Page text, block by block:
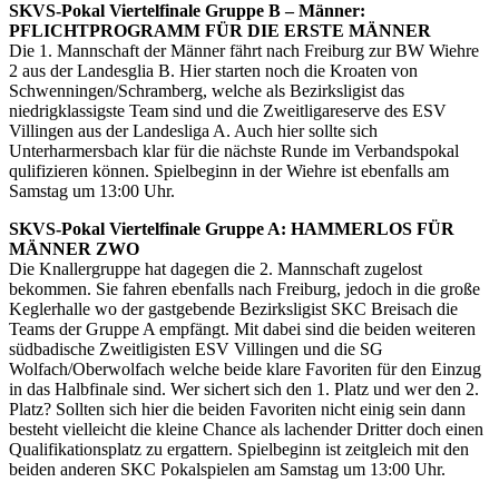
SKVS-Pokal Viertelfinale Gruppe B – Männer:
PFLICHTPROGRAMM FÜR DIE ERSTE MÄNNER
Die 1. Mannschaft der Männer fährt nach Freiburg zur BW Wiehre
2 aus der Landesglia B. Hier starten noch die Kroaten von
Schwenningen/Schramberg, welche als Bezirksligist das
niedrigklassigste Team sind und die Zweitligareserve des ESV
Villingen aus der Landesliga A. Auch hier sollte sich
Unterharmersbach klar für die nächste Runde im Verbandspokal
qulifizieren können. Spielbeginn in der Wiehre ist ebenfalls am
Samstag um 13:00 Uhr.
SKVS-Pokal Viertelfinale Gruppe A: HAMMERLOS FÜR
MÄNNER ZWO
Die Knallergruppe hat dagegen die 2. Mannschaft zugelost
bekommen. Sie fahren ebenfalls nach Freiburg, jedoch in die große
Keglerhalle wo der gastgebende Bezirksligist SKC Breisach die
Teams der Gruppe A empfängt. Mit dabei sind die beiden weiteren
südbadische Zweitligisten ESV Villingen und die SG
Wolfach/Oberwolfach welche beide klare Favoriten für den Einzug
in das Halbfinale sind. Wer sichert sich den 1. Platz und wer den 2.
Platz? Sollten sich hier die beiden Favoriten nicht einig sein dann
besteht vielleicht die kleine Chance als lachender Dritter doch einen
Qualifikationsplatz zu ergattern. Spielbeginn ist zeitgleich mit den
beiden anderen SKC Pokalspielen am Samstag um 13:00 Uhr.